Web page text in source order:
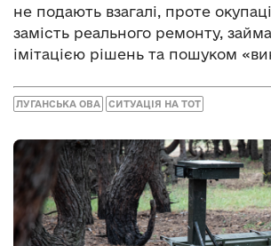
не подають взагалі, проте
замість реального ремонту,
імітацією рішень та пошуком
ЛУГАНСЬКА ОВА СИТУАЦІЯ НА ТОТ